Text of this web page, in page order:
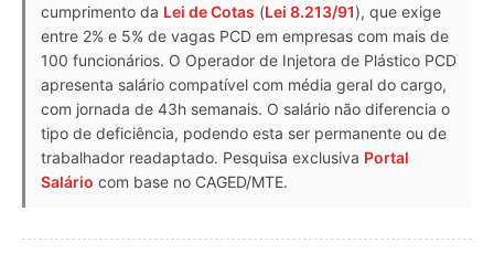
cumprimento da Lei de Cotas (Lei 8.213/91), que exige
entre 2% e 5% de vagas PCD em empresas com mais de
100 funcionários. O Operador de Injetora de Plástico PCD
apresenta salário compatível com média geral do cargo,
com jornada de 43h semanais. O salário não diferencia o
tipo de deficiência, podendo esta ser permanente ou de
trabalhador readaptado. Pesquisa exclusiva Portal
Salário com base no CAGED/MTE.